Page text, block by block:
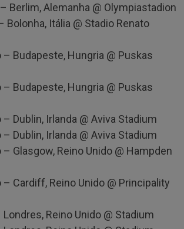
Berlim, Alemanha @ Olympiastadion
Bolonha, Itália @ Stadio Renato
– Budapeste, Hungria @ Puskas
– Budapeste, Hungria @ Puskas
Dublin, Irlanda @ Aviva Stadium
Dublin, Irlanda @ Aviva Stadium
Glasgow, Reino Unido @ Hampden
– Cardiff, Reino Unido @ Principality
Reino Unido @ Stadium